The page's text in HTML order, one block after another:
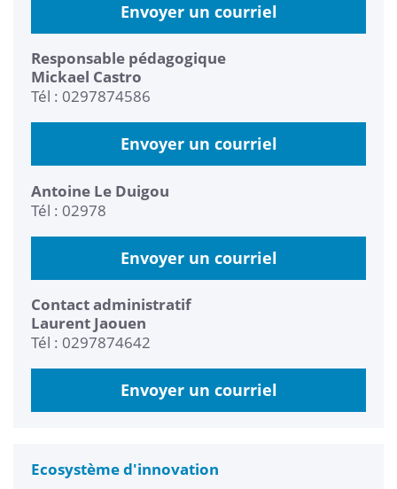
Envoyer un courriel
Responsable pédagogique
Mickael Castro
Tél : 0297874586
Envoyer un courriel
Antoine Le Duigou
Tél : 02978
Envoyer un courriel
Contact administratif
Laurent Jaouen
Tél : 0297874642
Envoyer un courriel
Ecosystème d'innovation